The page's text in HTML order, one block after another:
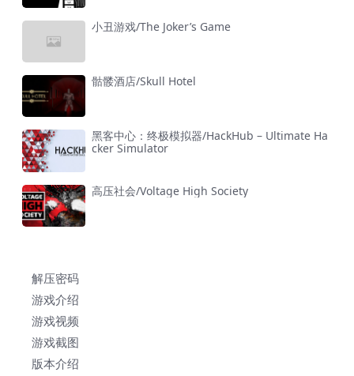
小丑游戏/The Joker’s Game
骷髅酒店/Skull Hotel
黑客中心：终极模拟器/HackHub – Ultimate Ha
cker Simulator
高压社会/Voltage High Society
解压密码
游戏介绍
游戏视频
游戏截图
版本介绍